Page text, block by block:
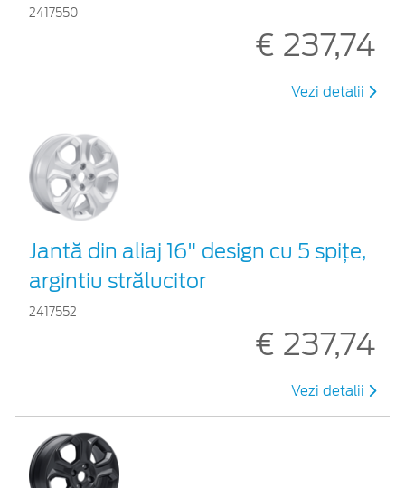
2417550
€ 237,74
Vezi detalii
Jantă din aliaj 16" design cu 5 spițe,
argintiu strălucitor
2417552
€ 237,74
Vezi detalii